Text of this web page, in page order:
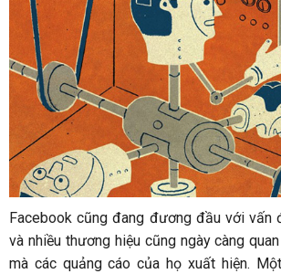
Facebook cũng đang đương đầu với vấn
và nhiều thương hiệu cũng ngày càng
mà các quảng cáo của họ xuất hiện.